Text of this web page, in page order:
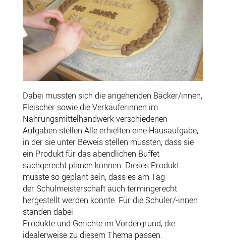
Dabei mussten sich die angehenden Bäcker/innen,
Fleischer sowie die Verkäuferinnen im
Nahrungsmittelhandwerk verschiedenen
Aufgaben stellen.Alle erhielten eine Hausaufgabe,
in der sie unter Beweis stellen mussten, dass sie
ein Produkt für das abendlichen Buffet
sachgerecht planen können. Dieses Produkt
musste so geplant sein, dass es am Tag
der Schulmeisterschaft auch termingerecht
hergestellt werden konnte. Für die Schüler/-innen
standen dabei
Produkte und Gerichte im Vordergrund, die
idealerweise zu diesem Thema passen.